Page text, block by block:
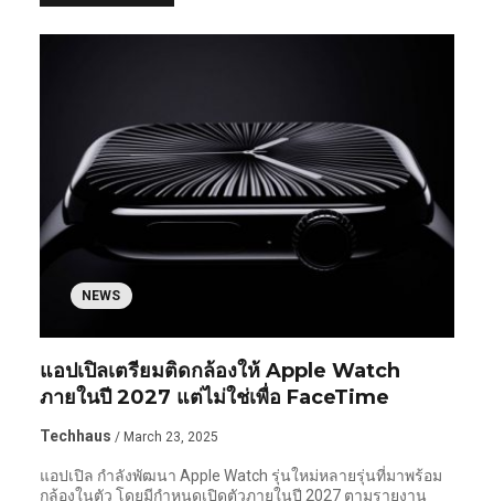
NEWS
แอปเปิลเตรียมติดกล้องให้ Apple Watch
ภายในปี 2027 แต่ไม่ใช่เพื่อ FaceTime
Techhaus / March 23, 2025
แอปเปิล กำลังพัฒนา Apple Watch รุ่นใหม่หลายรุ่นที่มาพร้อม
กล้องในตัว โดยมีกำหนดเปิดตัวภายในปี 2027 ตามรายงาน